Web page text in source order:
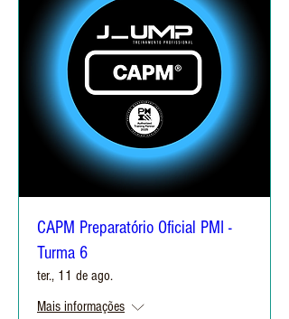
CAPM Preparatório Oficial PMI -
Turma 6
ter., 11 de ago.
Mais informações